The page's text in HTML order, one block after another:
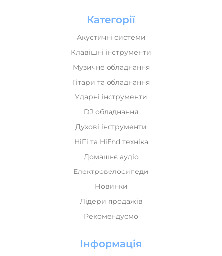
Категорії
Акустичні системи
Клавішні інструменти
Музичне обладнання
Гітари та обладнання
Ударні інструменти
DJ обладнання
Духові інструменти
HiFi та HiEnd техніка
Домашнє аудіо
Електровелосипеди
Новинки
Лідери продажів
Рекомендуємо
Інформація